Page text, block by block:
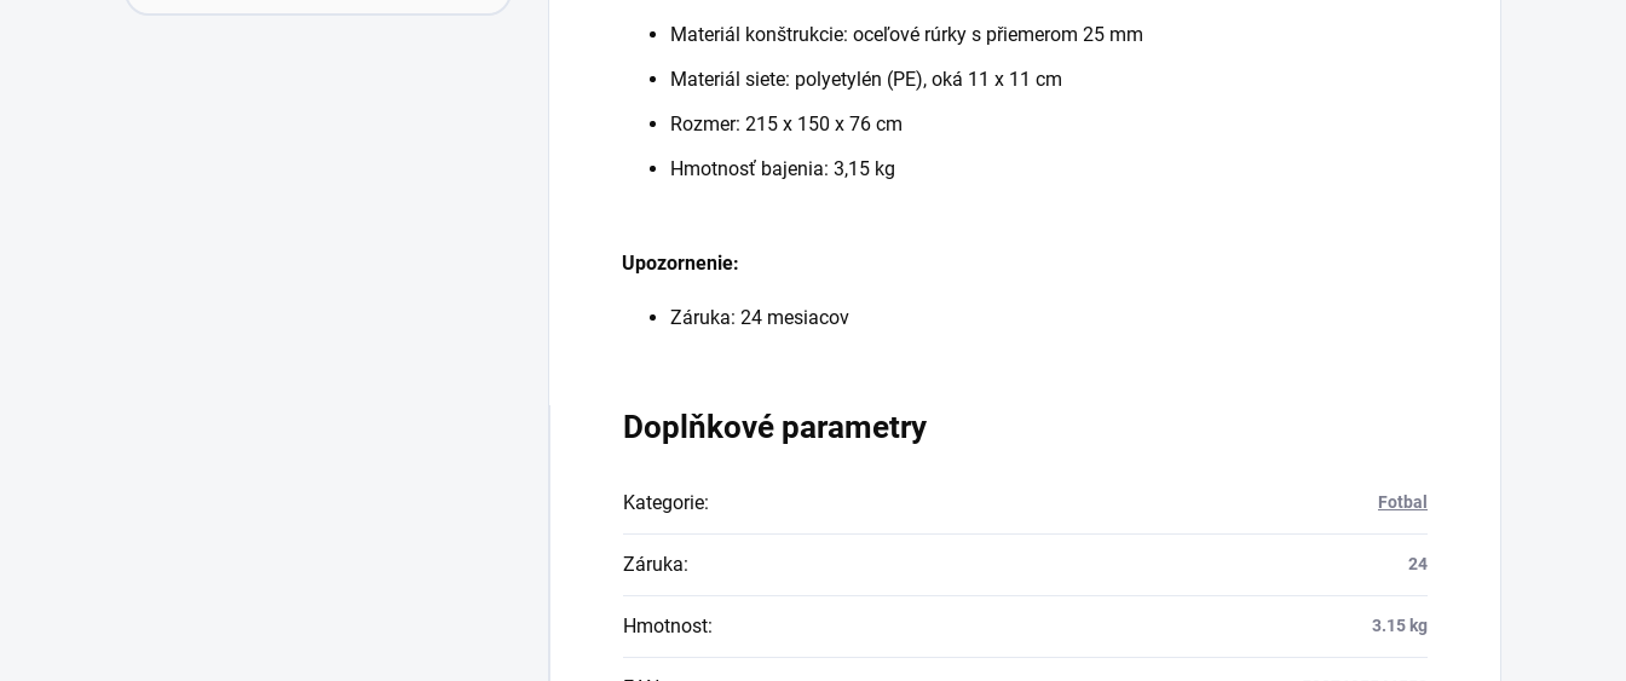
Materiál konštrukcie: oceľové rúrky s přiemerom 25 mm
Materiál siete: polyetylén (PE), oká 11 x 11 cm
Rozmer: 215 x 150 x 76 cm
Hmotnosť bajenia: 3,15 kg
Upozornenie:
Záruka: 24 mesiacov
Doplňkové parametry
Kategorie: Fotbal
Záruka: 24
Hmotnost: 3.15 kg